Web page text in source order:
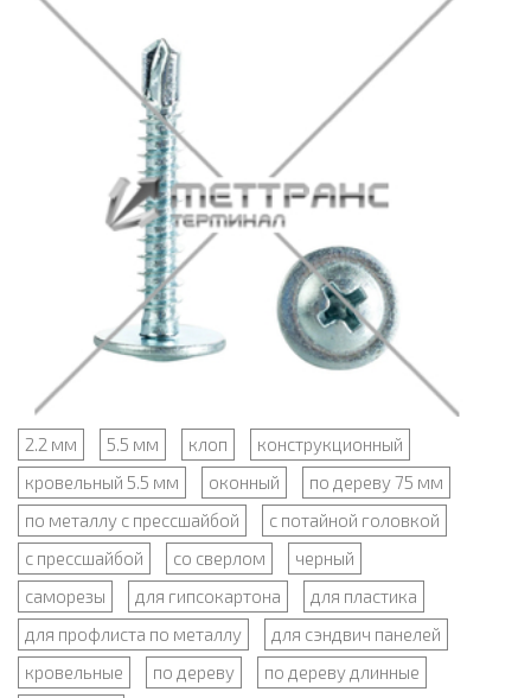
2.2 мм 5.5 мм клоп
конструкционный
кровельный 5.5 мм
оконный
по дереву 75 мм
по металлу с прессшайбой
с потайной головкой
с прессшайбой
со сверлом
черный
саморезы
для гипсокартона
для пластика
для профлиста по металлу
для сэндвич панелей
кровельные
по дереву
по дереву длинные